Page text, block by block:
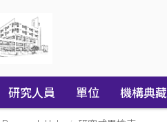
研究人員 單位 機構典藏